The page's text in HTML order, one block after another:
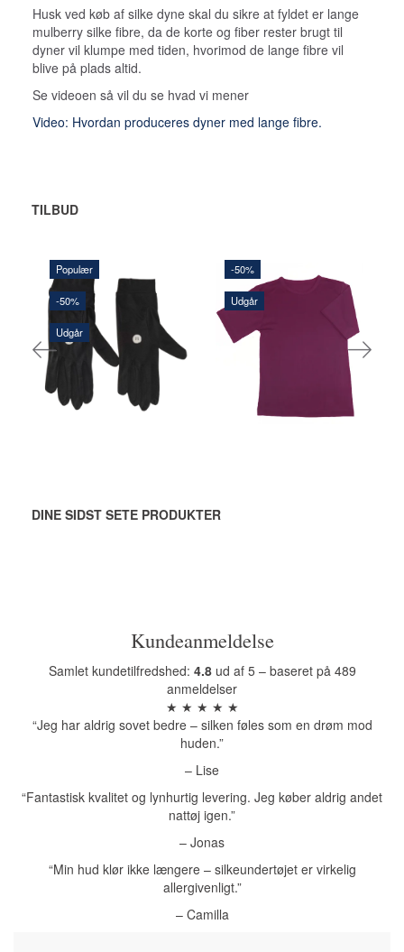
Husk ved køb af silke dyne skal du sikre at fyldet er lange
mulberry silke fibre, da de korte og fiber rester brugt til
dyner vil klumpe med tiden, hvorimod de lange fibre vil
blive på plads altid.
Se videoen så vil du se hvad vi mener
Video: Hvordan produceres dyner med lange fibre.
TILBUD
Populær
-50%
Udgår
60,00 DKK
120,00 DKK
Du sparer: 60,00 DKK
Se produktet
-50%
Udgår
170,00 DKK
340,00 DKK
Du sparer: 170,00 DKK
Se produktet
DINE SIDST SETE PRODUKTER
Kundeanmeldelse
Samlet kundetilfredshed: 4.8ud af 5 – baseret på 489
anmeldelser
★ ★ ★ ★ ★
“Jeg har aldrig sovet bedre – silken føles som en drøm mod
huden.”
– Lise
“Fantastisk kvalitet og lynhurtig levering. Jeg køber aldrig andet
nattøj igen.”
– Jonas
“Min hud klør ikke længere – silkeundertøjet er virkelig
allergivenligt.”
– Camilla